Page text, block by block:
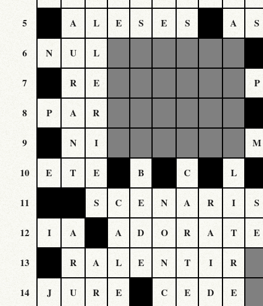
5 A L E S E S A S
6 N U L
7 R E P
8 P A R
9 N I M
10 E T E B C L
11 S C E N A R I S
12 I A A D O R A T E
13 R A L E N T I R
14 J U R E C E D E